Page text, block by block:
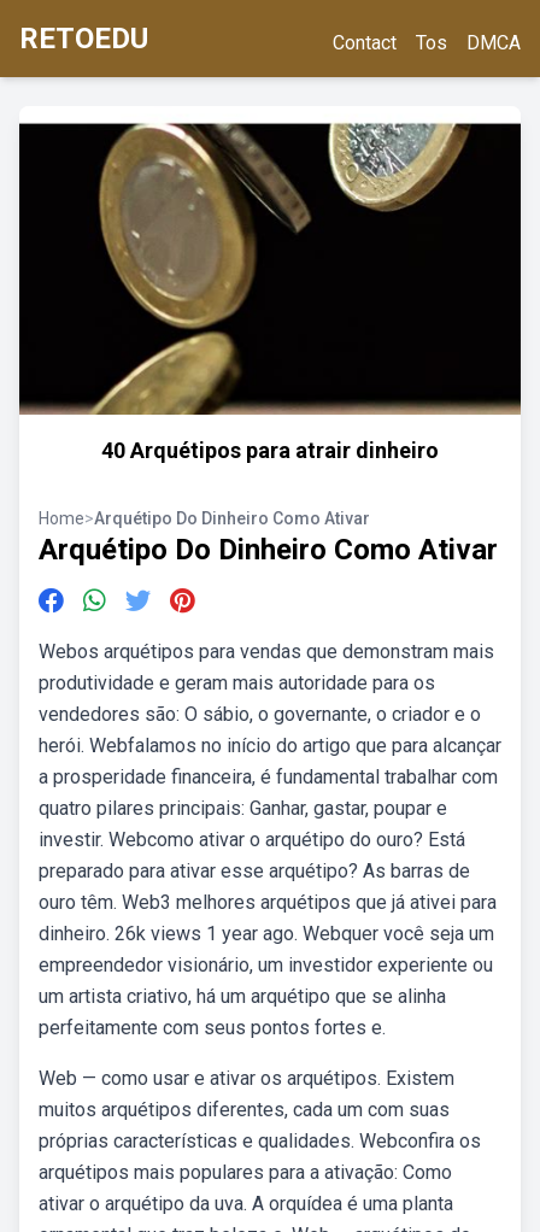
RETOEDU Contact Tos DMCA
40 Arquétipos para atrair dinheiro
Home>Arquétipo Do Dinheiro Como Ativar
Arquétipo Do Dinheiro Como Ativar
Webos arquétipos para vendas que demonstram mais
produtividade e geram mais autoridade para os
vendedores são: O sábio, o governante, o criador e o
herói. Webfalamos no início do artigo que para alcançar
a prosperidade financeira, é fundamental trabalhar com
quatro pilares principais: Ganhar, gastar, poupar e
investir. Webcomo ativar o arquétipo do ouro? Está
preparado para ativar esse arquétipo? As barras de
ouro têm. Web3 melhores arquétipos que já ativei para
dinheiro. 26k views 1 year ago. Webquer você seja um
empreendedor visionário, um investidor experiente ou
um artista criativo, há um arquétipo que se alinha
perfeitamente com seus pontos fortes e.
Web — como usar e ativar os arquétipos. Existem
muitos arquétipos diferentes, cada um com suas
próprias características e qualidades. Webconfira os
arquétipos mais populares para a ativação: Como
ativar o arquétipo da uva. A orquídea é uma planta